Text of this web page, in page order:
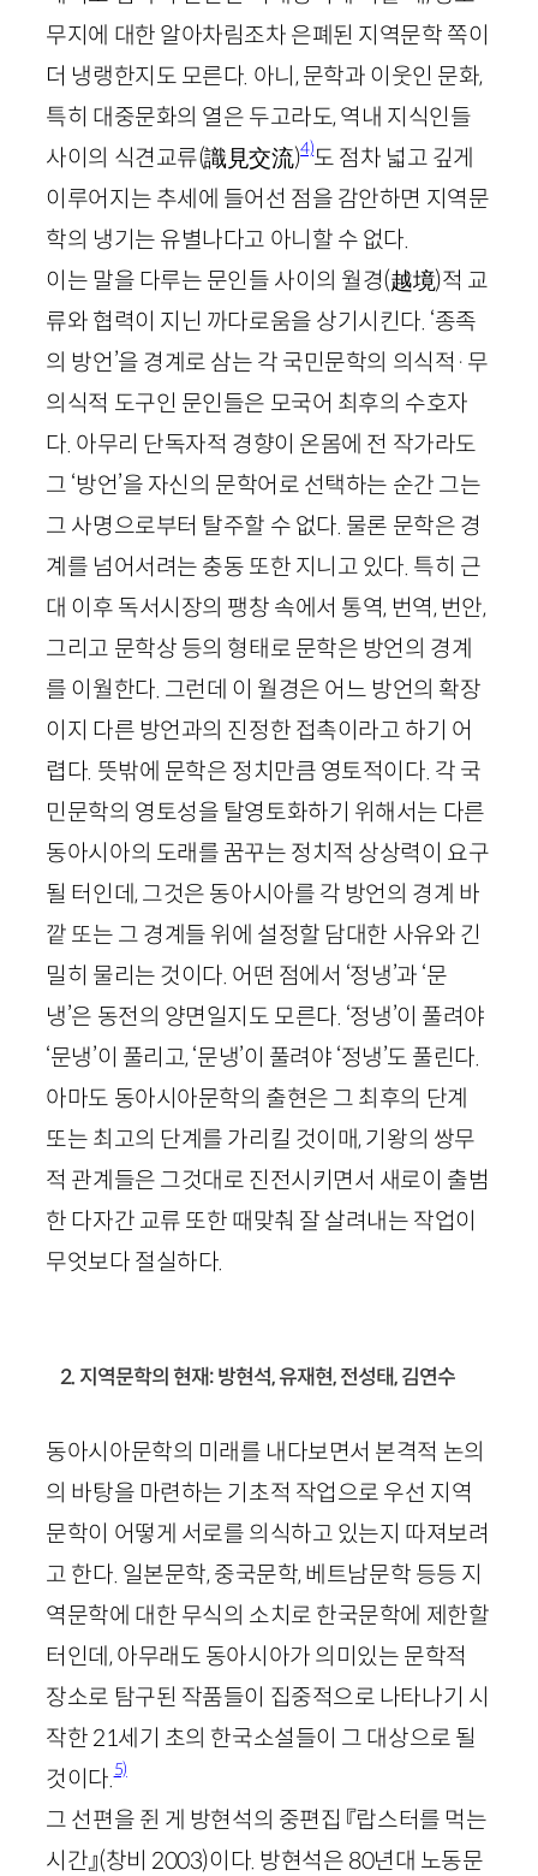
무지에 대한 알아차림조차 은폐된 지역문학 쪽이
더 냉랭한지도 모른다. 아니, 문학과 이웃인 문화,
특히 대중문화의 열은 두고라도, 역내 지식인들
사이의 식견교류(識見交流)4)도 점차 넓고 깊게
이루어지는 추세에 들어선 점을 감안하면 지역문
학의 냉기는 유별나다고 아니할 수 없다.
이는 말을 다루는 문인들 사이의 월경(越境)적 교
류와 협력이 지닌 까다로움을 상기시킨다. ‘종족
의 방언’을 경계로 삼는 각 국민문학의 의식적·무
의식적 도구인 문인들은 모국어 최후의 수호자
다. 아무리 단독자적 경향이 온몸에 전 작가라도
그 ‘방언’을 자신의 문학어로 선택하는 순간 그는
그 사명으로부터 탈주할 수 없다. 물론 문학은 경
계를 넘어서려는 충동 또한 지니고 있다. 특히 근
대 이후 독서시장의 팽창 속에서 통역, 번역, 번안,
그리고 문학상 등의 형태로 문학은 방언의 경계
를 이월한다. 그런데 이 월경은 어느 방언의 확장
이지 다른 방언과의 진정한 접촉이라고 하기 어
렵다. 뜻밖에 문학은 정치만큼 영토적이다. 각 국
민문학의 영토성을 탈영토화하기 위해서는 다른
동아시아의 도래를 꿈꾸는 정치적 상상력이 요구
될 터인데, 그것은 동아시아를 각 방언의 경계 바
깥 또는 그 경계들 위에 설정할 담대한 사유와 긴
밀히 물리는 것이다. 어떤 점에서 ‘정냉’과 ‘문
냉’은 동전의 양면일지도 모른다. ‘정냉’이 풀려야
‘문냉’이 풀리고, ‘문냉’이 풀려야 ‘정냉’도 풀린다.
아마도 동아시아문학의 출현은 그 최후의 단계
또는 최고의 단계를 가리킬 것이매, 기왕의 쌍무
적 관계들은 그것대로 진전시키면서 새로이 출범
한 다자간 교류 또한 때맞춰 잘 살려내는 작업이
무엇보다 절실하다.
2. 지역문학의 현재: 방현석, 유재현, 전성태, 김연수
동아시아문학의 미래를 내다보면서 본격적 논의
의 바탕을 마련하는 기초적 작업으로 우선 지역
문학이 어떻게 서로를 의식하고 있는지 따져보려
고 한다. 일본문학, 중국문학, 베트남문학 등등 지
역문학에 대한 무식의 소치로 한국문학에 제한할
터인데, 아무래도 동아시아가 의미있는 문학적
장소로 탐구된 작품들이 집중적으로 나타나기 시
작한 21세기 초의 한국소설들이 그 대상으로 될
것이다.5)
그 선편을 쥔 게 방현석의 중편집 『랍스터를 먹는
시간』(창비 2003)이다. 방현석은 80년대 노동문